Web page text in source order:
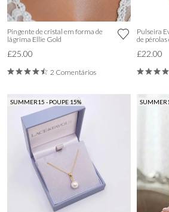
Pingente de cristal em forma de
lágrima Ellie Gold
£25.00
2 Comentários
Pulseira
de pérolas
£22.00
SUMMER15 - POUPE 15%